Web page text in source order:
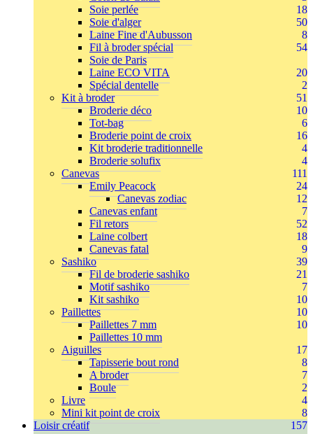
Soie perlée
18
Soie d'alger
50
Laine Fine d'Aubusson
8
Fil à broder spécial
54
Soie de Paris
Laine ECO VITA
20
Spécial dentelle
2
Kit à broder
51
Broderie déco
10
Tot-bag
6
Broderie point de croix
16
Kit broderie traditionnelle
4
Broderie solufix
4
Canevas
111
Emily Peacock
24
Canevas zodiac
12
Canevas enfant
7
Fil retors
52
Laine colbert
18
Canevas fatal
9
Sashiko
39
Fil de broderie sashiko
21
Motif sashiko
7
Kit sashiko
10
Paillettes
10
Paillettes 7 mm
10
Paillettes 10 mm
Aiguilles
17
Tapisserie bout rond
8
A broder
7
Boule
2
Livre
4
Mini kit point de croix
8
Loisir créatif
157